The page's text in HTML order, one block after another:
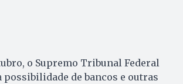
o Supremo Tribunal Federal
possibilidade de bancos e outras